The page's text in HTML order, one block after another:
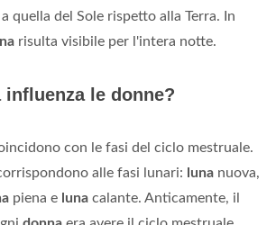
quella del Sole rispetto alla Terra. In
risulta visibile per l'intera notte.
influenza le donne?
con le fasi del ciclo mestruale.
alle fasi lunari:
luna nuova,
piena e luna calante. Anticamente, il